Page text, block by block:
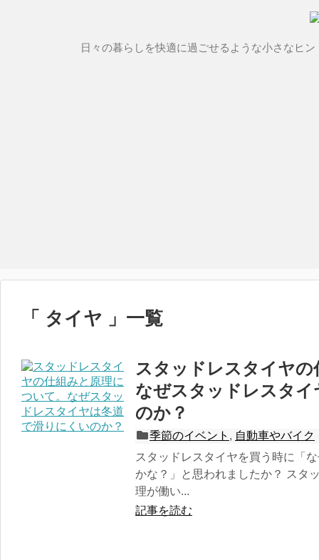
日々の暮らしを快適に過ごせるような小さなヒ
「 タイヤ 」一覧
スタッドレスタイヤ
なぜスタッドレスタ
のか？
季節のイベント , 自動車やバイク
スタッドレスタイヤを買う時に「
かな？」と思われましたか？ スタ
理が働い...
記事を読む